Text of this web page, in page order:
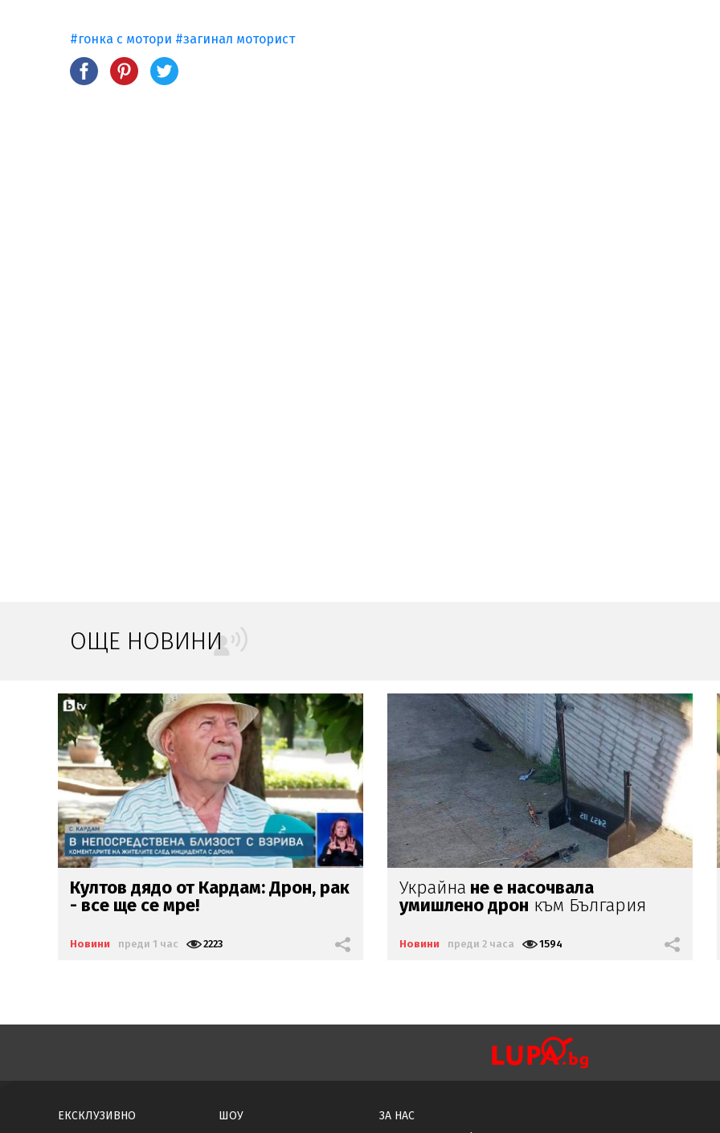
#гонка с мотори #загинал моторист
ОЩЕ НОВИНИ
Украйнане е насочвала
умишлено дрон към България
Новини преди 2 часа 1594
Хитътна лятото -розов таратор
на Слънчака (ВИДЕО)
Новини преди 2 часа 3289
ЕКСКЛУЗИВНО
ШОУ
ЗА НАС